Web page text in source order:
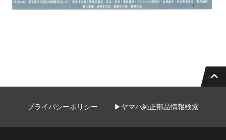
プライバシーポリシー ▶ヤマハ純正部品情報検索